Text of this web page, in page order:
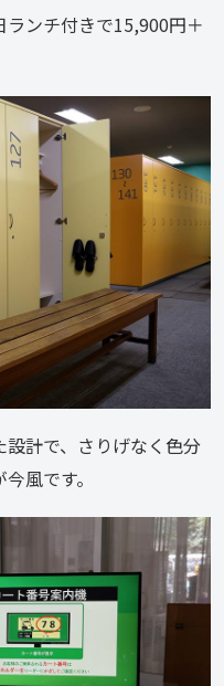
ンチ付きで15,900円＋
計で、さりげなく色分
風です。